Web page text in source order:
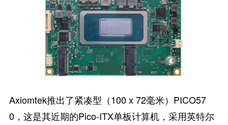
Axiomtek推出了紧凑型（100 x 72毫米）PICO57
0，这是其近期的Pico-ITX单板计算机，采用英特尔